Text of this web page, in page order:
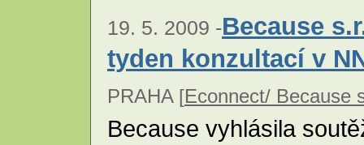
19. 5. 2009 -Because
tyden konzultací v
PRAHA [Econnect/ Because
Because vyhlásila